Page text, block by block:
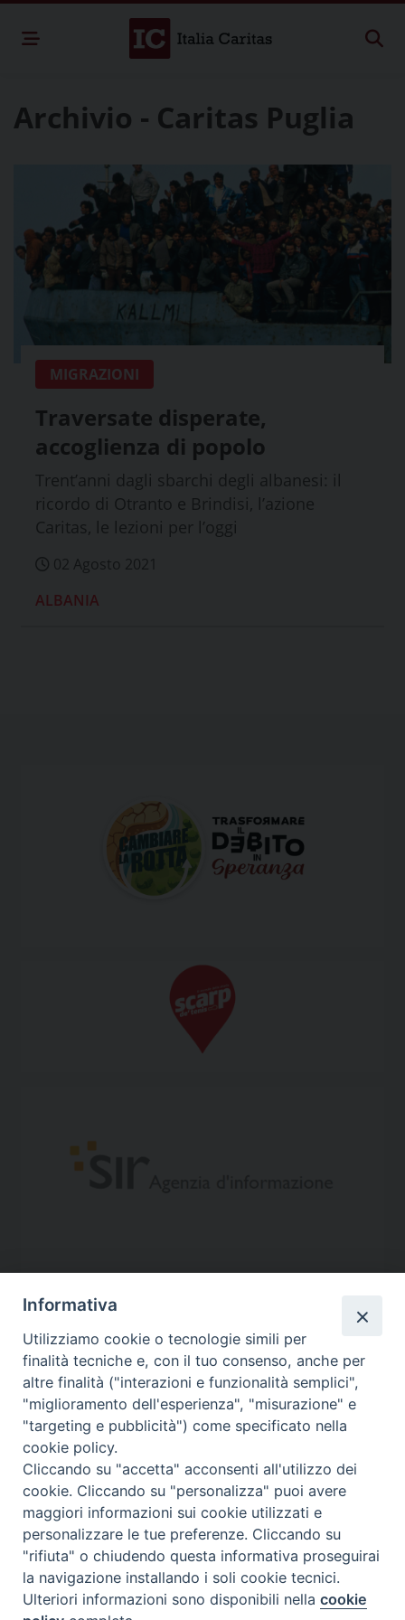
Archivio - Caritas Puglia
MIGRAZIONI
Traversate disperate,
accoglienza di popolo
Trent’anni dagli sbarchi degli albanesi: il
ricordo di Otranto e Brindisi, l’azione
Caritas, le lezioni per l’oggi
02 Agosto 2021
ALBANIA
Contatti
Via Aurelia 796
00165 – Roma
tel: +39 06 661 771
email: segreteria@caritas.it
Informativa
Utilizziamo cookie o tecnologie simili per
finalità tecniche e, con il tuo consenso, anche per
altre finalità ("interazioni e funzionalità semplici",
"miglioramento dell'esperienza", "misurazione" e
"targeting e pubblicità") come specificato nella
cookie policy.
Cliccando su "accetta" acconsenti all'utilizzo dei
cookie. Cliccando su "personalizza" puoi avere
maggiori informazioni sui cookie utilizzati e
personalizzare le tue preferenze. Cliccando su
"rifiuta" o chiudendo questa informativa proseguirai
la navigazione installando i soli cookie tecnici.
Ulteriori informazioni sono disponibili nellacookie